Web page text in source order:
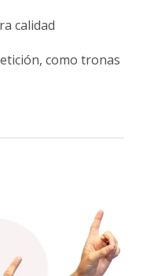
calidad
como tronas